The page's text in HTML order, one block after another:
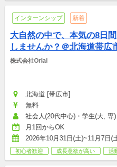
インターンシップ 新着
大自然の中で、本気の8日
しませんか？＠北海道帯広
株式会社Oriai
北海道 [帯広市]
無料
社会人(20代中心)・学生(大, 専)
月1回からOK
2026年10月31日(土)~11月7日(
初心者歓迎 成長意欲が高い 活